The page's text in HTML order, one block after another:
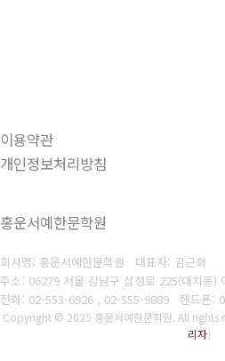
이용약관
개인정보처리방침
홍운서예한문학원
회사명: 홍운서예한문학원 대표자: 김근회
주소: 06279 서울 강남구 삼성로 225(대치동)
전화: 02-553-6926 , 02-555-9889 핸드폰:
Copyright © 2025 홍운서예한문학원. All rights
리자]